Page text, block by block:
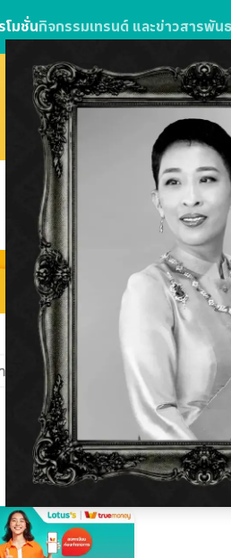
โมชั่นกิจกรรมเทรนด์ และข่าวสารพัน
ชิกใหม่ สินค้าราคาสมาชิก